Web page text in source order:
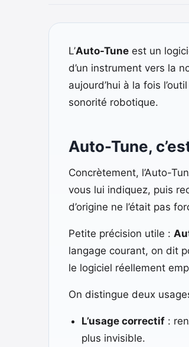
L’Auto-Tuneest un
d’un instrument vers la
aujourd’hui à la fois
sonorité robotique.
Auto-Tune,
Concrètement, l’Auto-
vous lui indiquez, puis
d’origine ne l’était pas
Petite précision utile :
langage courant, on dit
le logiciel réellement
On distingue deux
L’usage correctif:
plus invisible.